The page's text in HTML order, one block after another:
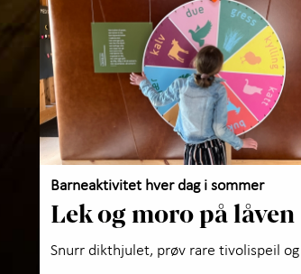
Barneaktivitet hver dag i sommer
Lek og moro på låven
Snurr dikthjulet, prøv rare tivolispeil